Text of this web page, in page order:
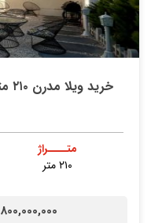
خرید ویلا مدرن ۲۱۰ متری سند دار در عربخیل چمستان
متــــراژ
۲۱۰ متر
800,000,000 تومان /